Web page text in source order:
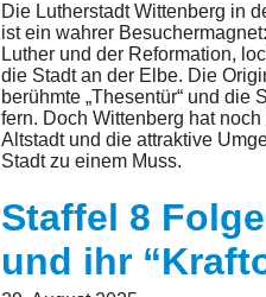
Die Lutherstadt Wittenberg in
ist ein wahrer
Luther und der Reformation,
die Stadt an der Elbe. Die
berühmte „Thesentür“ und
fern. Doch Wittenberg hat
Altstadt und die attraktive
Stadt zu einem Muss.
Staffel 8
und ihr